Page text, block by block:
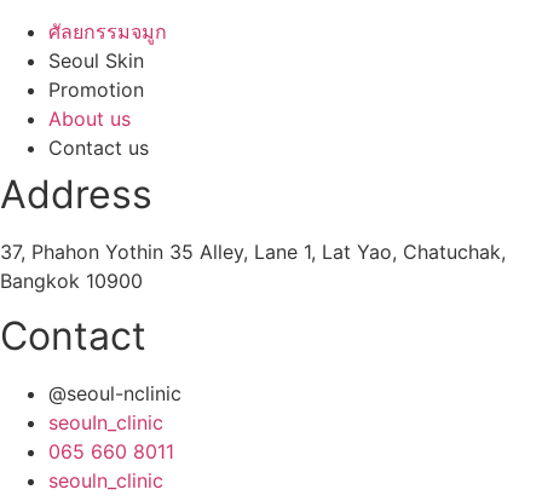
ศัลยกรรมจมูก
Seoul Skin
Promotion
About us
Contact us
Address
37, Phahon Yothin 35 Alley, Lane 1, Lat Yao, Chatuchak,
Bangkok 10900
Contact
@seoul-nclinic
seouIn_clinic
065 660 8011
seouln_clinic